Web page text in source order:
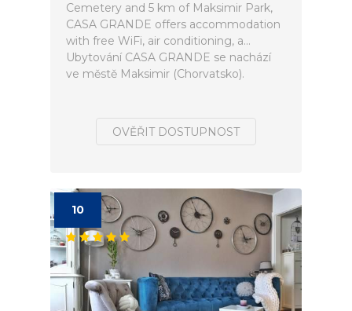
Cemetery and 5 km of Maksimir Park,
CASA GRANDE offers accommodation
with free WiFi, air conditioning, a...
Ubytování CASA GRANDE se nachází
ve městě Maksimir (Chorvatsko).
OVĚŘIT DOSTUPNOST
10